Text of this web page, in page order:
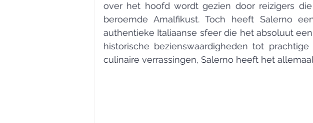
over het hoofd wordt gezien door reizigers
beroemde Amalfikust. Toch heeft Salerno
authentieke Italiaanse sfeer die het absoluut
historische bezienswaardigheden tot
culinaire verrassingen, Salerno heeft het